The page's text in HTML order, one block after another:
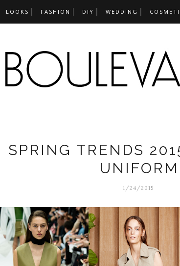
LOOKS FASHION DIY WEDDING
SPRING TRENDS
UNIFORM
1/24/2015